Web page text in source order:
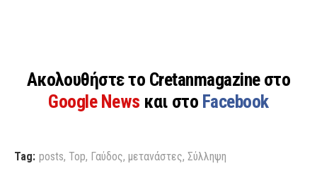
Ακολουθήστε το Cretanmagazine στο
Google News και στο Facebook
Tag: posts, Top, Γαύδος, μετανάστες, Σύλληψη